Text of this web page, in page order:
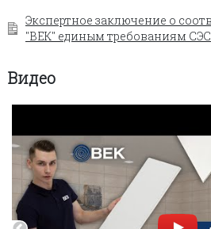
Экспертное заключение о
"ВЕК" единым требованиям СЭС
Видео